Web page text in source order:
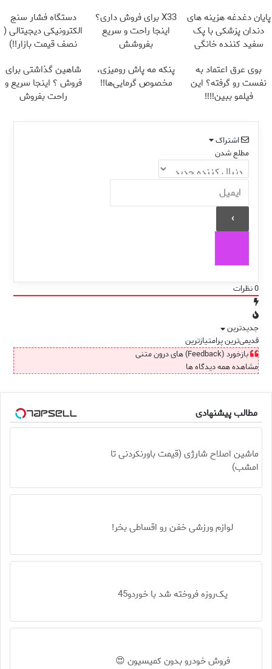
پایان دغدغه هزینه های
دندان پزشکی با پک
سفید کننده خانگی
X33 برای فروش داری؟
اینجا راحت و سریع
بفروشش
دستگاه فشار سنج
الکترونیکی دیجیتالی (
نصف قیمت بازار!!)
بوی عرق اعتماد به‌
نفست رو گرفته؟ این
فیلمو ببین‼️‼️
پنکه مه پاش رومیزی،
مخصوص گرمایی‌ها!!
شاهین گذاشتی برای
فروش ؟ اینجا سریع و
راحت بفروش
اشتراک
مطلع شدن
0نظرات
جدیدترین
قدیمی‌ترینپرامتیازترین
بازخورد (Feedback) های درون متنی
مشاهده همه دیدگاه ها
مطالب پیشنهادی
ماشین اصلاح شارژی (قیمت باورنکردنی تا
امشب)
لوازم ورزشی خفن رو اقساطی بخر!
یک‌روزه فروخته شد با خوردو45
فروش خودرو بدون کمیسیون 😍